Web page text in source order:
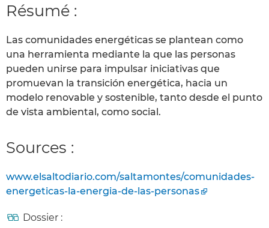
Résumé :
Las comunidades energéticas se plantean como
una herramienta mediante la que las personas
pueden unirse para impulsar iniciativas que
promuevan la transición energética, hacia un
modelo renovable y sostenible, tanto desde el punto
de vista ambiental, como social.
Sources :
www.elsaltodiario.com/saltamontes/comunidades-
energeticas-la-energia-de-las-personas
Dossier :